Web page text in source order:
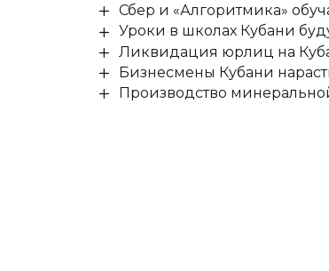
Сбер и «Алгоритмика»
Уроки в школах Кубани
Ликвидация юрлиц на
Бизнесмены Кубани
Производство